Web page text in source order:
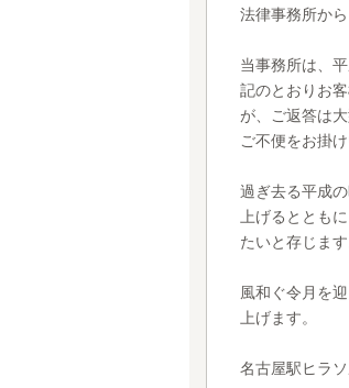
法律事務所か
当事務所は、
記のとおりお
が、ご返答は
ご不便をお掛
過ぎ去る平成
上げるととも
たいと存じます
風和ぐ令月を
上げます。
名古屋駅ヒラ